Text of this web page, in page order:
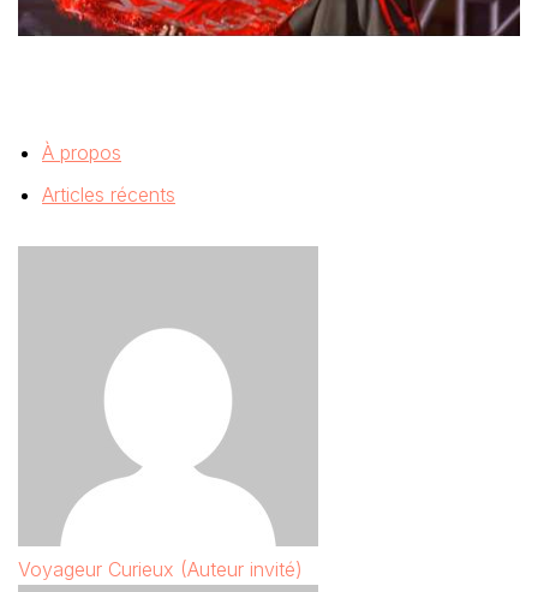
À propos
Articles récents
Voyageur Curieux (Auteur invité)